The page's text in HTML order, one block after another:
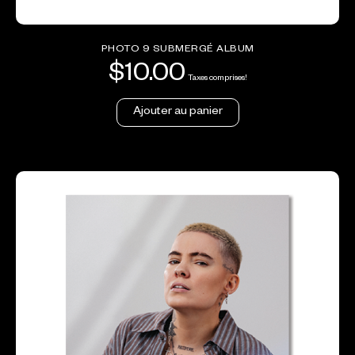
PHOTO 9 SUBMERGÉ ALBUM
$10.00 Taxes comprises!
Ajouter au panier